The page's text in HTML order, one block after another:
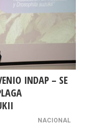
INDAP – SE
NACIONAL